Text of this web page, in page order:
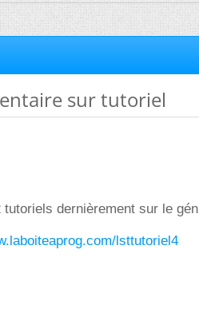
sur tutoriel
tutoriels dernièrement sur le
lsttutoriel4